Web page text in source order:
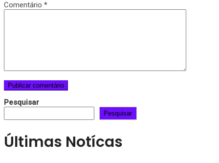
Comentário *
Pesquisar
Pesquisar
Últimas Notícas